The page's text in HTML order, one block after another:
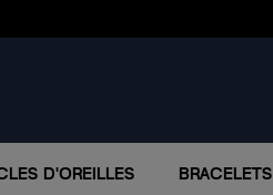
D'OREILLES BRACELETS